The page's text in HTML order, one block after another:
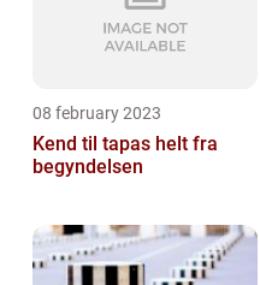
08 february 2023
Kend til tapas helt fra
begyndelsen